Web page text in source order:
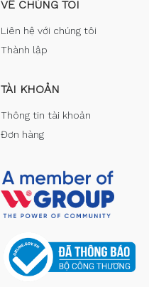
VỀ CHÚNG TÔI
Liên hệ với chúng tôi
Thành lập
TÀI KHOẢN
Thông tin tài khoản
Đơn hàng